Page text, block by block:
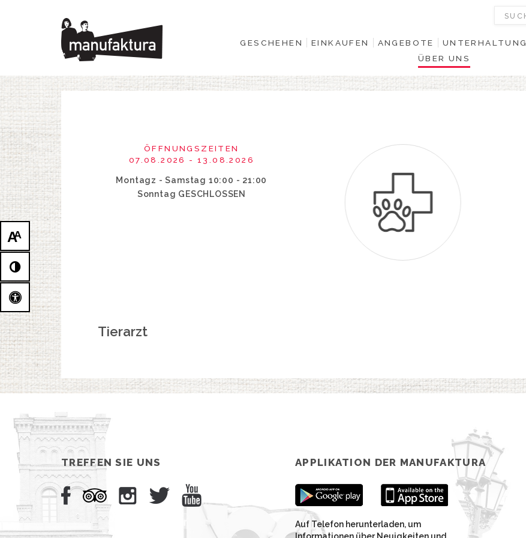
AA
GESCHEHEN EINKAUFEN ANGEBOTE UNTERHALTUNG
ÜBER UNS
GESCHEHEN
EINKAUFEN
ANGEBOTE
UNTERHALTUNG
RESTAURANTS
PLAN
ÜBER UNS
ÖFFNUNGSZEITEN
07.08.2026 - 13.08.2026
Montagz - Samstag 10:00 - 21:00
Sonntag GESCHLOSSEN
Tierarzt
TREFFEN SIE UNS APPLIKATION DER MANUFAKTURA
Auf Telefon herunterladen, um